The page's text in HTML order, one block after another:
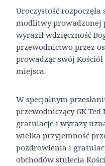
Uroczystość rozpoczęła
modlitwy prowadzonej
wyraził wdzięczność
przewodnictwo przez
prowadząc swój
miejsca.
W specjalnym
przewodniczący GK Ted
gratulacje i wyrazy
wielka przyjemność
pozdrowienia i
obchodów stulecia